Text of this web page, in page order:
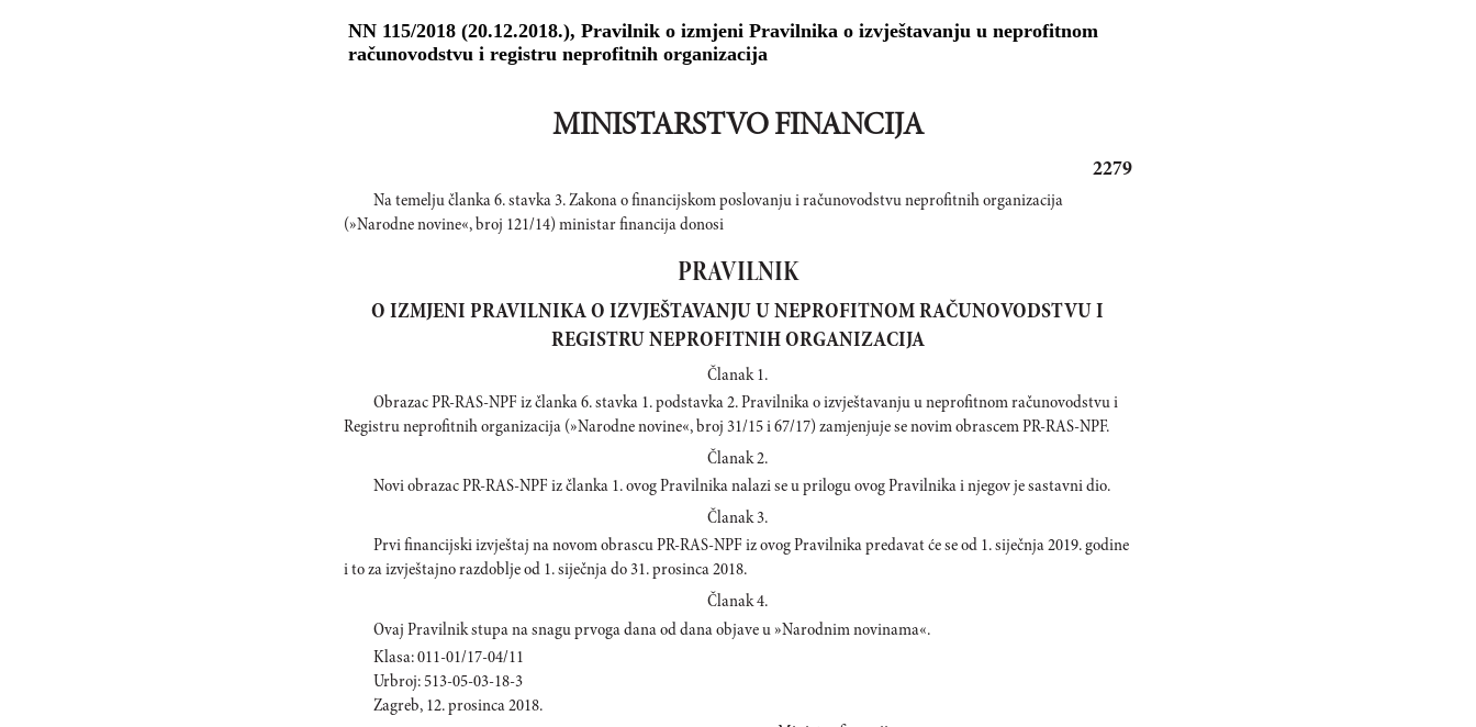
NN 115/2018 (20.12.2018.), Pravilnik o izmjeni Pravilnika o izvještavanju u neprofitnom
računovodstvu i registru neprofitnih organizacija
MINISTARSTVO FINANCIJA
2279
Na temelju članka 6. stavka 3. Zakona o financijskom poslovanju i računovodstvu neprofitnih organizacija
(»Narodne novine«, broj 121/14) ministar financija donosi
PRAVILNIK
O IZMJENI PRAVILNIKA O IZVJEŠTAVANJU U NEPROFITNOM RAČUNOVODSTVU I
REGISTRU NEPROFITNIH ORGANIZACIJA
Članak 1.
Obrazac PR-RAS-NPF iz članka 6. stavka 1. podstavka 2. Pravilnika o izvještavanju u neprofitnom računovodstvu i
Registru neprofitnih organizacija (»Narodne novine«, broj 31/15 i 67/17) zamjenjuje se novim obrascem PR-RAS-NPF.
Članak 2.
Novi obrazac PR-RAS-NPF iz članka 1. ovog Pravilnika nalazi se u prilogu ovog Pravilnika i njegov je sastavni dio.
Članak 3.
Prvi financijski izvještaj na novom obrascu PR-RAS-NPF iz ovog Pravilnika predavat će se od 1. siječnja 2019. godine
i to za izvještajno razdoblje od 1. siječnja do 31. prosinca 2018.
Članak 4.
Ovaj Pravilnik stupa na snagu prvoga dana od dana objave u »Narodnim novinama«.
Klasa: 011-01/17-04/11
Urbroj: 513-05-03-18-3
Zagreb, 12. prosinca 2018.